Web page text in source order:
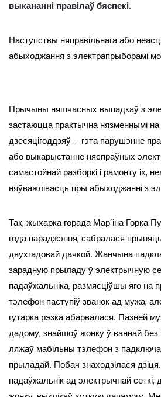
выкананні правілаў бяспекі.
Наступствы няправільнага або
абыходжання з электрапрыборамі
Прычыны няшчасных выпадкаў з
застаюцца практычна нязменнымі на
дзесяцігоддзяў – гэта парушэнне
або выкарыстанне няспраўных
самастойнай разборкі і рамонту іх,
няўважлівасць пры абыходжанні з
Так, жыхарка горада Мар’іна Горка
года нараджэння, сабралася
двухгадовай дачкой. Жанчына
зарадную прыладу ў электрычную
падаўжальніка, размясціўшы яго
тэлефон паступіў званок ад мужа,
гутарка рэзка абарвалася. Пазней
дадому, знайшоў жонку ў ваннай
ляжаў мабільны тэлефон з
прыладай. Побач знаходзілася
падаўжальнік ад электрычнай сеткі,